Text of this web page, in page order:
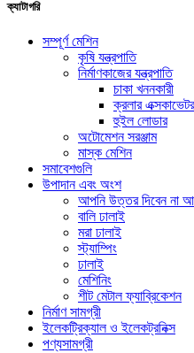
ক্যাটাগরি
সম্পূর্ণ মেশিন
কৃষি যন্ত্রপাতি
নির্মাণকাজের যন্ত্রপাতি
চাকা খননকারী
ক্রলার এক্সকাভেটর
হুইল লোডার
অটোমেশন সরঞ্জাম
মাস্ক মেশিন
সমাবেশগুলি
উপাদান এবং অংশ
আপনি উত্তর দিবেন না
বালি ঢালাই
মরা ঢালাই
স্ট্যাম্পিং
ঢালাই
মেশিনিং
শীট মেটাল ফ্যাব্রিকেশন
নির্মাণ সামগ্রী
ইলেকট্রিক্যাল ও ইলেকট্রনিক্স
পণ্যসামগ্রী